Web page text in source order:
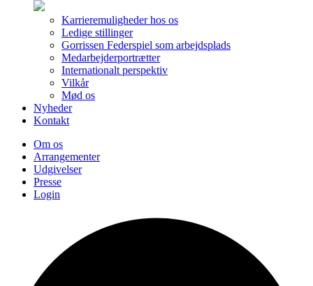
Karrieremuligheder hos os
Ledige stillinger
Gorrissen Federspiel som arbejdsplads
Medarbejderportrætter
Internationalt perspektiv
Vilkår
Mød os
Nyheder
Kontakt
Om os
Arrangementer
Udgivelser
Presse
Login